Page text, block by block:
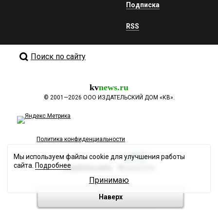
Подписка
RSS
Поиск по сайту
kvnews.ru
© 2001—2026 ООО ИЗДАТЕЛЬСКИЙ ДОМ «КВ».
Политика конфиденциальности
Разработка сайта
Наверх
Мы используем файлы cookie для улучшения работы
сайта. Подробнее
Принимаю